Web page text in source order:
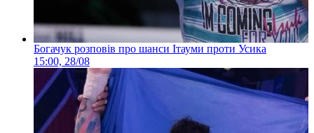
Богачук розповів про шанси Ітауми проти Усика
15:00, 28/08